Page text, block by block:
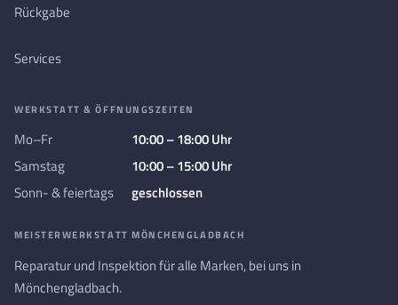
Rückgabe
Services
WERKSTATT & ÖFFNUNGSZEITEN
Mo–Fr
10:00 – 18:00 Uhr
Samstag
10:00 – 15:00 Uhr
Sonn- & feiertags
geschlossen
MEISTERWERKSTATT MÖNCHENGLADBACH
Reparatur und Inspektion für alle Marken, bei uns in
Mönchengladbach.